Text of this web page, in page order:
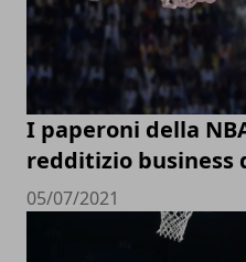
I paperoni della
redditizio business
05/07/2021